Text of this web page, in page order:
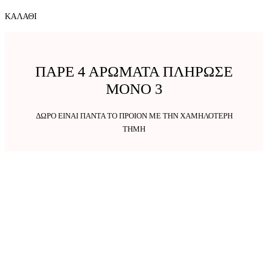
ΚΑΛΑΘΙ
ΠΑΡΕ 4 ΑΡΩΜΑΤΑ ΠΛΗΡΩΣΕ
ΜΟΝΟ 3
ΔΩΡΟ ΕΙΝΑΙ ΠΑΝΤΑ ΤΟ ΠΡΟΙΟΝ ΜΕ ΤΗΝ ΧΑΜΗΛΟΤΕΡΗ
ΤΗΜΗ